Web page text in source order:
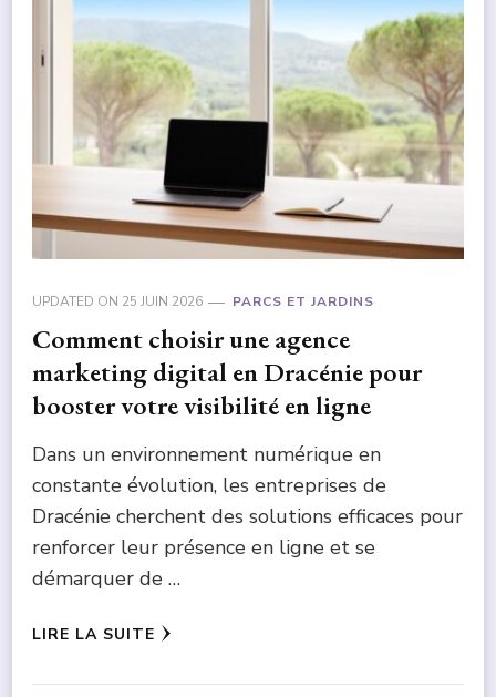
UPDATED ON 25 JUIN 2026 PARCS ET JARDINS
Comment choisir une agence
marketing digital en Dracénie pour
booster votre visibilité en ligne
Dans un environnement numérique en
constante évolution, les entreprises de
Dracénie cherchent des solutions efficaces pour
renforcer leur présence en ligne et se
démarquer de …
LIRE LA SUITE